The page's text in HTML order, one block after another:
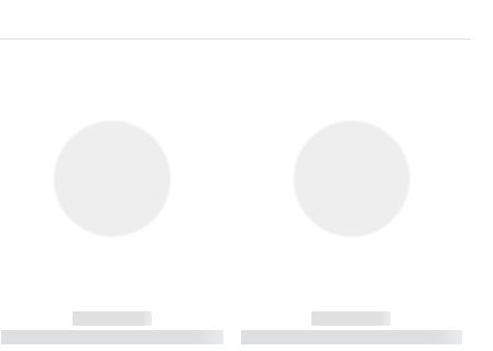
------------
----------- ----------- ----------
------------
----------- ----------- ----------